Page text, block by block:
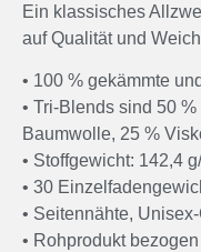
Ein klassisches
auf Qualität und
• 100 % gekämmte
• Tri-Blends sind 50
Baumwolle, 25 %
• Stoffgewicht: 142,4
• 30
• Seitennähte,
• Rohprodukt